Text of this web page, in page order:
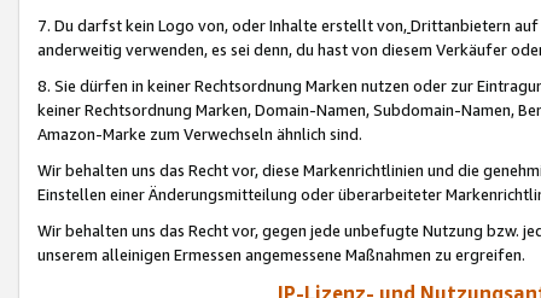
7. Du darfst kein Logo von, oder Inhalte erstellt von,Drittanbietern auf
anderweitig verwenden, es sei denn, du hast von diesem Verkäufer
8. Sie dürfen in keiner Rechtsordnung Marken nutzen oder zur
keiner Rechtsordnung Marken, Domain-Namen, Subdomain-Namen,
Amazon-Marke zum Verwechseln ähnlich sind.
Wir behalten uns das Recht vor, diese Markenrichtlinien und die
Einstellen einer Änderungsmitteilung oder überarbeiteter
Wir behalten uns das Recht vor, gegen jede unbefugte Nutzung bzw.
unserem alleinigen Ermessen angemessene Maßnahmen zu ergreifen.
IP-Lizenz- und